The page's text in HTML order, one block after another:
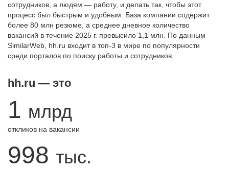
сотрудников, а людям — работу, и делать так, чтобы этот
процесс был быстрым и удобным. База компании содержит
более 80 млн резюме, а среднее дневное количество
вакансий в течение 2025 г. превысило 1,1 млн. По данным
SimilarWeb, hh.ru входит в топ-3 в мире по популярности
среди порталов по поиску работы и сотрудников.
hh.ru — это
1 млрд
откликов на вакансии
998 тыс.